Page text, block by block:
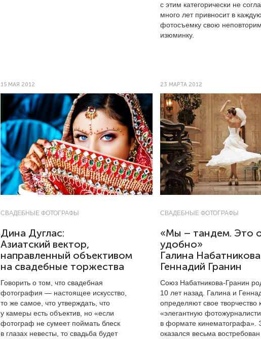
с этим категорически не
много лет привносит в
фотосъемку свою
изюминку.
15 МАЯ 2012
СВАДЕБНЫЕ ФОТОГРАФЫ
Дина Дуглас:
Азиатский вектор,
направленный объективом
на свадебные торжества
Говорить о том, что свадебная
фотография — настоящее искусство,
то же самое, что утверждать, что
у камеры есть объектив, но «если
фотограф не сумеет поймать блеск
в глазах невесты, то свадьба будет
23 МАРТА 2012
СВАДЕБНЫЕ ФОТОГРАФЫ
«Мы – тандем. Это
удобно»
Галина
Геннадий Гранин
Союз Набатникова-Гранин
10 лет назад. Галина и
определяют свое творчество
«элегантную
в формате кинематографа».
оказался весьма востребован